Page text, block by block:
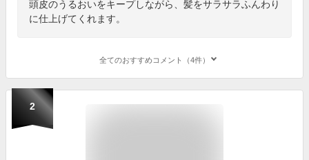
頭皮のうるおいをキープしながら、髪をサラサラふんわり
に仕上げてくれます。
全てのおすすめコメント（4件）
2